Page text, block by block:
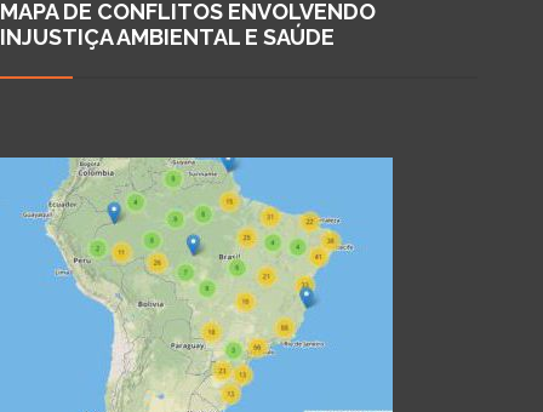
MAPA DE CONFLITOS ENVOLVENDO
INJUSTIÇA AMBIENTAL E SAÚDE